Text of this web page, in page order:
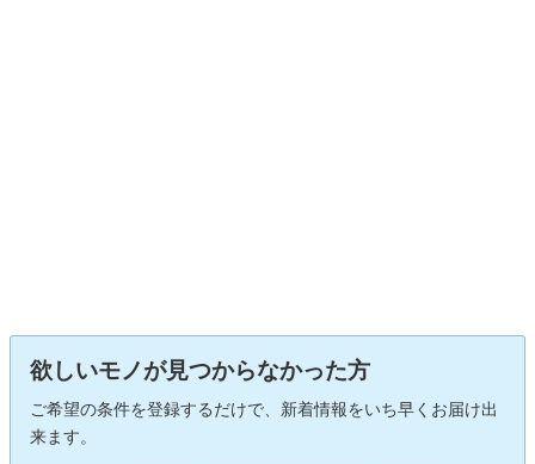
欲しいモノが見つからなかった方
ご希望の条件を登録するだけで、新着情報をいち早くお届け出
来ます。